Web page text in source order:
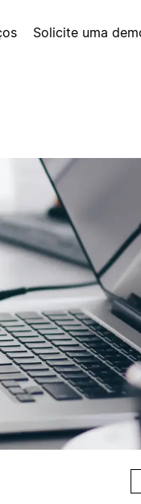
Solicite uma